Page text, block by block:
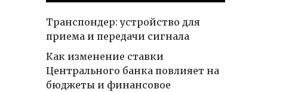
Транспондер: устройство для
приема и передачи сигнала
Как изменение ставки
Центрального банка повлияет на
бюджеты и финансовое